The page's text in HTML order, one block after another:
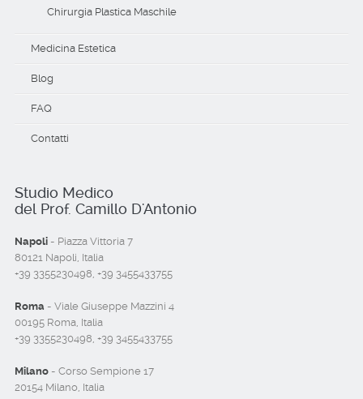
Chirurgia Plastica Maschile
Medicina Estetica
Blog
FAQ
Contatti
Studio Medico
del Prof. Camillo D'Antonio
Napoli - Piazza Vittoria 7
80121 Napoli, Italia
+39 3355230498, +39 3455433755
Roma - Viale Giuseppe Mazzini 4
00195 Roma, Italia
+39 3355230498, +39 3455433755
Milano - Corso Sempione 17
20154 Milano, Italia